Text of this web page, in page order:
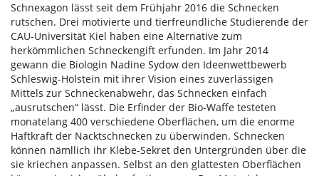
Schnexagon lässt seit dem Frühjahr 2016 die Schnecken
rutschen. Drei motivierte und tierfreundliche Studierende der
CAU-Universität Kiel haben eine Alternative zum
herkömmlichen Schneckengift erfunden. Im Jahr 2014
gewann die Biologin Nadine Sydow den Ideenwettbewerb
Schleswig-Holstein mit ihrer Vision eines zuverlässigen
Mittels zur Schneckenabwehr, das Schnecken einfach
„ausrutschen“ lässt. Die Erfinder der Bio-Waffe testeten
monatelang 400 verschiedene Oberflächen, um die enorme
Haftkraft der Nacktschnecken zu überwinden. Schnecken
können nämllich ihr Klebe-Sekret den Untergründen über die
sie kriechen anpassen. Selbst an den glattesten Oberflächen